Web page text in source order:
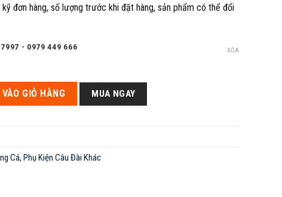
đơn hàng, số lượng trước khi đặt hàng, sản phẩm có thể đổi
- 0979 449 666 XÓA
Chấn Thiên Hạ 25H số lượng
GIỎ HÀNG MUA NGAY
Cá, Phụ Kiện Câu Đài Khác